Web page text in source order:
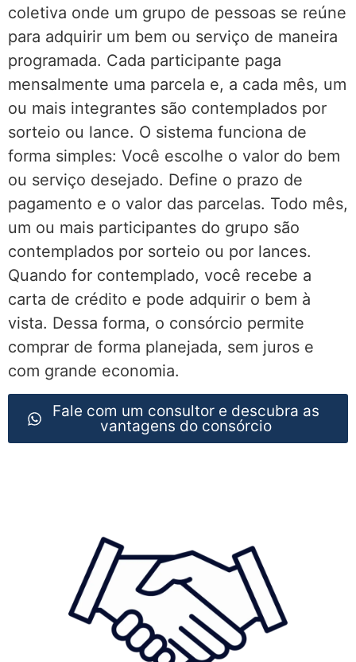
coletiva onde um grupo de pessoas se reúne
para adquirir um bem ou serviço de maneira
programada. Cada participante paga
mensalmente uma parcela e, a cada mês, um
ou mais integrantes são contemplados por
sorteio ou lance. O sistema funciona de
forma simples: Você escolhe o valor do bem
ou serviço desejado. Define o prazo de
pagamento e o valor das parcelas. Todo mês,
um ou mais participantes do grupo são
contemplados por sorteio ou por lances.
Quando for contemplado, você recebe a
carta de crédito e pode adquirir o bem à
vista. Dessa forma, o consórcio permite
comprar de forma planejada, sem juros e
com grande economia.
Fale com um consultor e descubra as
vantagens do consórcio